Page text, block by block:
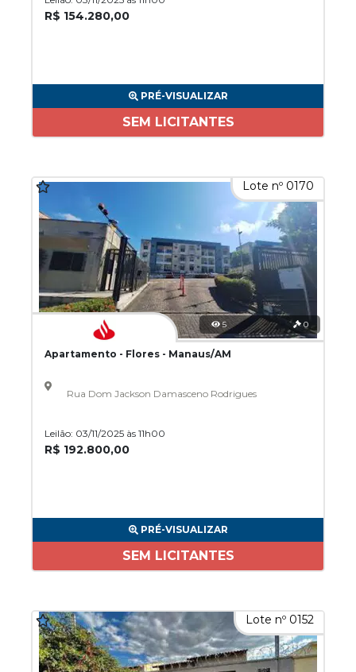
R$ 154.280,00
PRÉ-VISUALIZAR
SEM LICITANTES
Lote nº 0170
5 0
Apartamento - Flores - Manaus/AM
Rua Dom Jackson Damasceno Rodrigues
Leilão: 03/11/2025 às 11h00
R$ 192.800,00
PRÉ-VISUALIZAR
SEM LICITANTES
Lote nº 0152